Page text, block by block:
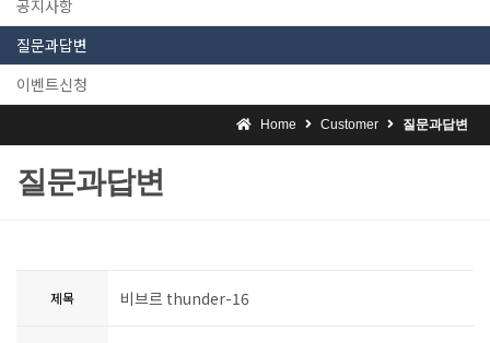
공지사항
질문과답변
이벤트신청
Home Customer 질문과답변
질문과답변
제목 비브르 thunder-16